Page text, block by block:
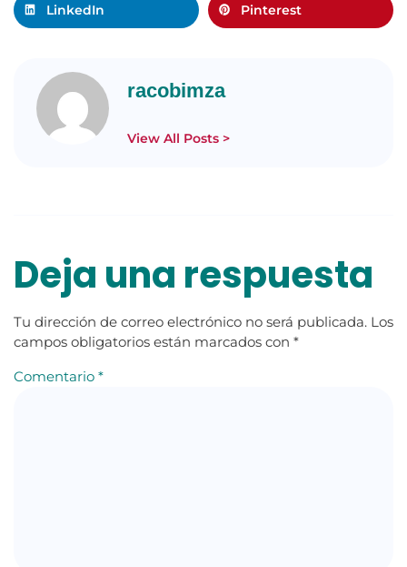
LinkedIn Pinterest
racobimza
View All Posts >
Deja una respuesta
Tu dirección de correo electrónico no será publicada. Los
campos obligatorios están marcados con *
Comentario *